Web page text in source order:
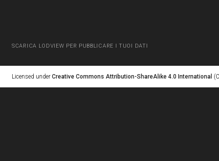
SCARICA LODVIEW PER PUBBLICARE I TUOI DATI
Licensed under Creative Commons Attribution-ShareAlike 4.0 International